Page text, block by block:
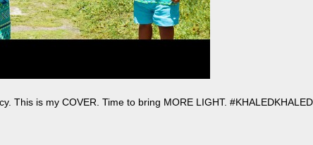
This is my COVER. Time to bring MORE LIGHT.